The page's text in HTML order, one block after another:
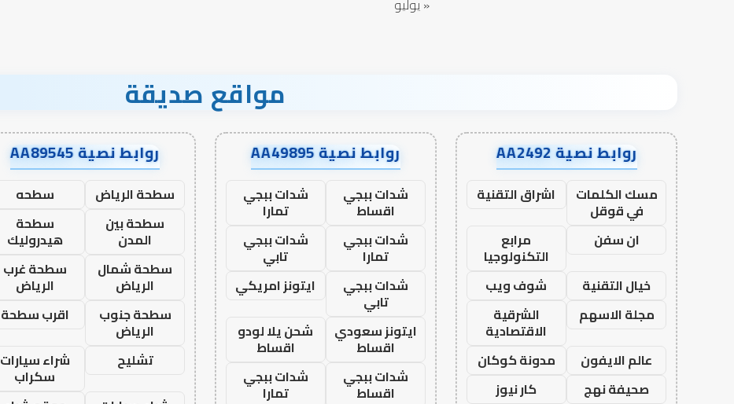
« يوليو
مواقع صديقة
روابط نصية AA2492
مسك الكلمات
في قوقل
اشراق التقنية
ان سفن
مرابع
التكنولوجيا
خيال التقنية
شوف ويب
مجلة الاسهم
الشرقية
الاقتصادية
عالم الايفون
مدونة كوكان
صحيفة نهج
كار نيوز
روابط نصية AA49895
شدات ببجي
اقساط
شدات ببجي
تمارا
شدات ببجي
تمارا
شدات ببجي
تابي
شدات ببجي
تابي
ايتونز امريكي
ايتونز سعودي
اقساط
شحن يلا لودو
اقساط
شدات ببجي
اقساط
شدات ببجي
تمارا
روابط نصية AA89545
سطحة الرياض
سطحه
سطحة بين
المدن
سطحة
هيدروليك
سطحة شمال
الرياض
سطحة غرب
الرياض
سطحة جنوب
الرياض
اقرب سطحة
تشليح
شراء سيارات
سكراب